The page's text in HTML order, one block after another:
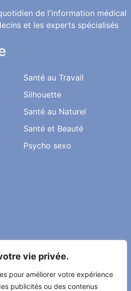
vie privée.
pour améliorer votre expérience
publicités ou des contenus
de l'information médical
et les experts spécialisés
Santé au Travail
Silhouette
Santé au Naturel
Santé et Beauté
Psycho sexo